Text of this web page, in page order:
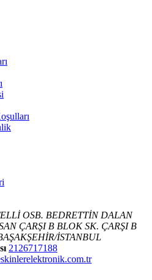
OSB. BEDRETTİN DALAN
ÇARŞI B BLOK SK. ÇARŞI B
İSTANBUL
2126717188